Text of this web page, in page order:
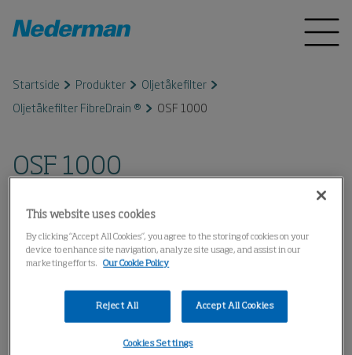
Startside Produkter
Oljetåkefilter
Oljetåkefilter FibreDrain ®
OSF 1000
OSF 1000
This website uses cookies
By clicking “Accept All Cookies”, you agree to the storing of cookies on your
device to enhance site navigation, analyze site usage, and assist in our
marketing efforts.
Our Cookie Policy
Reject All Accept All Cookies
Cookies Settings